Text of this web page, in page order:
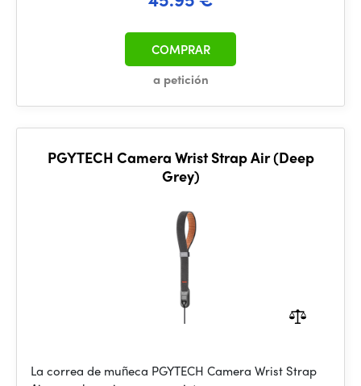
a petición
COMPRAR
PGYTECH Camera Wrist Strap Air (Deep
Grey)
La correa de muñeca PGYTECH Camera Wrist Strap